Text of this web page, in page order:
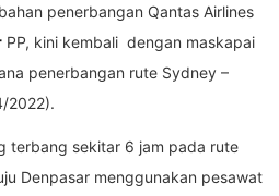
penerbangan Qantas Airlines
PP, kini kembali dengan maskapai
penerbangan rute Sydney –
2022).
terbang sekitar 6 jam pada rute
Denpasar menggunakan pesawat